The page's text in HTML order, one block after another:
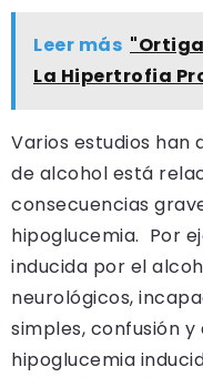
Leer más
La Hipertrofia
Varios estudios han
de alcohol está
consecuencias
hipoglucemia. Por
inducida por el
neurológicos,
simples, confusión
hipoglucemia